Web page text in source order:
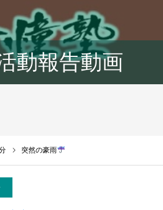
動報告動画
突然の豪雨